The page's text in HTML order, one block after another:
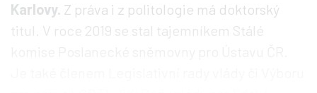
Karlovy. Z práva i z politologie má doktorský
titul. V roce 2019 se stal tajemníkem Stálé